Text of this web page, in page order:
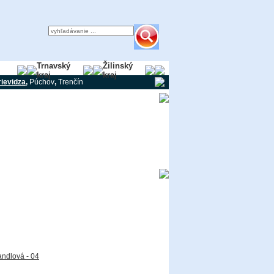
Trnavský
kraj
Žilinský
kraj
, Púchov, Trenčín